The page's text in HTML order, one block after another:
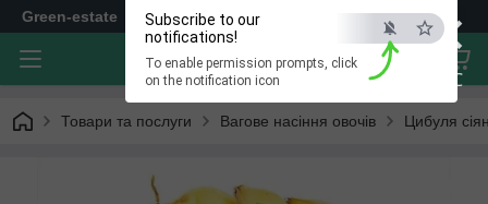
×
ESC
Subscribe to our
notifications!
To enable permission prompts, click
on the notification icon
Green-estate
Товари та послуги Вагове насіння овочів Цибуля